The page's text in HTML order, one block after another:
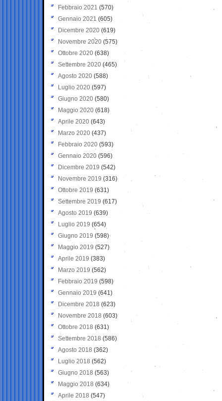
Febbraio 2021 (570)
Gennaio 2021 (605)
Dicembre 2020 (619)
Novembre 2020 (575)
Ottobre 2020 (638)
Settembre 2020(465)
Agosto 2020 (588)
Luglio 2020 (597)
Giugno 2020 (580)
Maggio 2020 (618)
Aprile 2020 (643)
Marzo 2020 (437)
Febbraio 2020 (593)
Gennaio 2020 (596)
Dicembre 2019 (542)
Novembre 2019 (316)
Ottobre 2019 (631)
Settembre 2019 (617)
Agosto 2019 (639)
Luglio 2019 (654)
Giugno 2019 (598)
Maggio 2019 (527)
Aprile 2019 (383)
Marzo 2019 (562)
Febbraio 2019 (598)
Gennaio 2019 (641)
Dicembre 2018 (623)
Novembre 2018 (603)
Ottobre 2018 (631)
Settembre 2018 (586)
Agosto 2018 (362)
Luglio 2018 (562)
Giugno 2018 (563)
Maggio 2018 (634)
Aprile 2018 (547)